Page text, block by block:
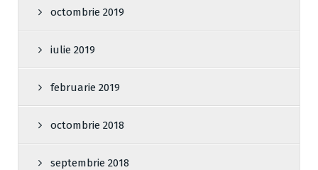
octombrie 2019
iulie 2019
februarie 2019
octombrie 2018
septembrie 2018